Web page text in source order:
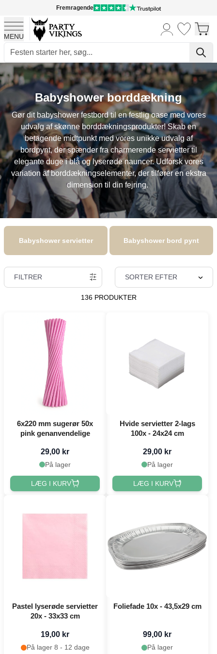
Fremragende
MENU
Skip to Content
Babyshower borddækning
Gør dit babyshower festbord til en festlig oase med vores
udvalg af skønne borddækningsprodukter! Skab en
betagende midtpunkt med vores unikke udvalg af
bordpynt, der spænder fra charmerende servietter til
elegante duge i blå og lyserøde nauncer. Udforsk vores
variation af borddækningselementer, der tilfører en ekstra
dimension til din fejring.
Babyshower servietter Babyshower bord pynt
FILTRER SORTER EFTER
136 PRODUKTER
6x220 mm sugerør 50x
pink genanvendelige
29,00 kr
På lager
LÆG I KURV
Hvide servietter 2-lags
100x - 24x24 cm
29,00 kr
På lager
LÆG I KURV
Pastel lyserøde servietter
20x - 33x33 cm
19,00 kr
På lager 8 - 12 dage
Foliefade 10x - 43,5x29 cm
99,00 kr
På lager